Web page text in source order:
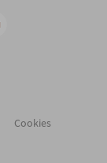
Cookies